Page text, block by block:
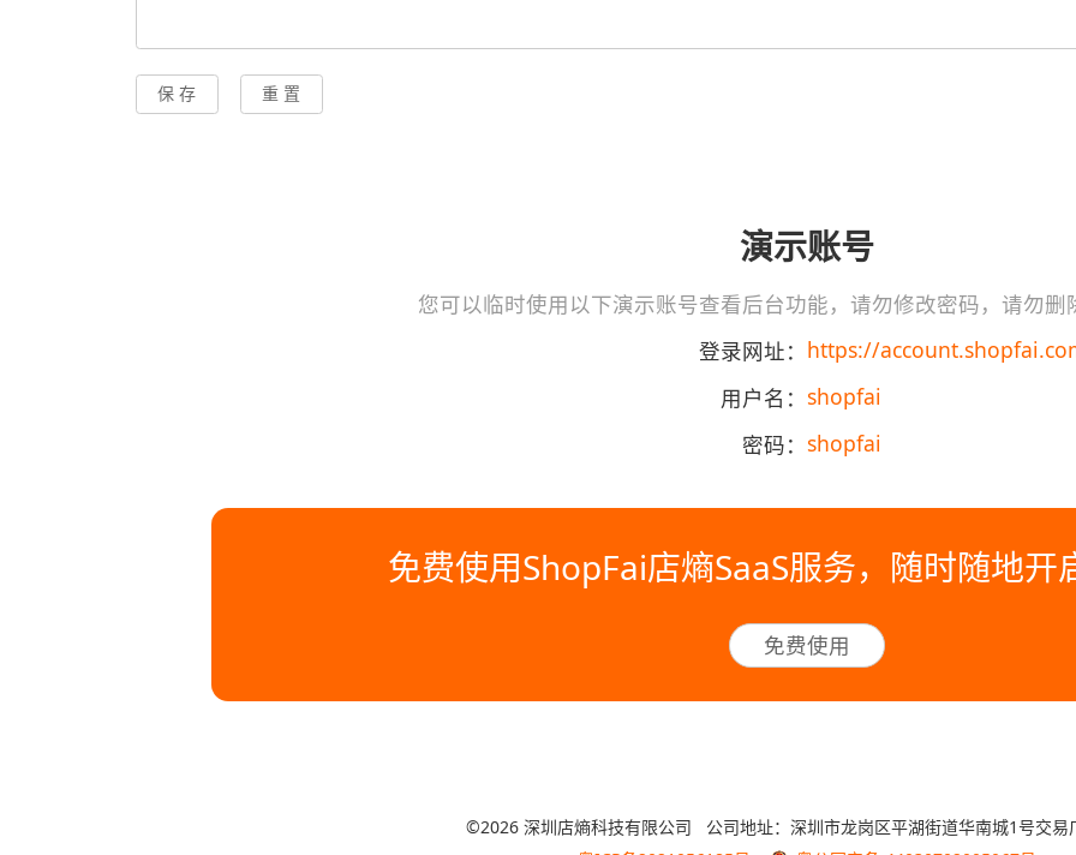
演示账号
您可以临时使用以下演示账号查看后台功能，请勿修改密码，请勿删
登录网址： https://
用户名： shopfai
密码： shopfai
免费使用ShopFai店熵SaaS服务，随时随地开
免费使用
©2026 深圳店熵科技有限公司 公司地址：深圳市龙岗区平湖街道华南城1号交易